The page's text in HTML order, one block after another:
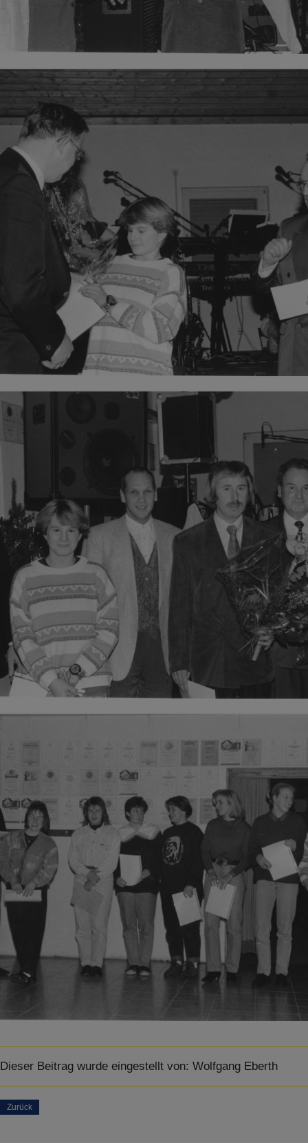
Dieser Beitrag wurde eingestellt von: Wolfgang Eberth
Zurück